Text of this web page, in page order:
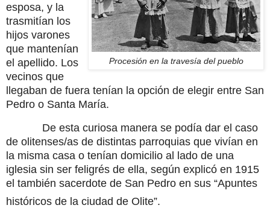
Procesión en la travesía del pueblo
esposa, y la
trasmitían los
hijos varones
que mantenían
el apellido. Los
vecinos que
llegaban de fuera tenían la opción de elegir entre San
Pedro o Santa María.
De esta curiosa manera se podía dar el caso
de olitenses/as de distintas parroquias que vivían en
la misma casa o tenían domicilio al lado de una
iglesia sin ser feligrés de ella, según explicó en 1915
el también sacerdote de San Pedro en sus “Apuntes
históricos de la ciudad de Olite”.